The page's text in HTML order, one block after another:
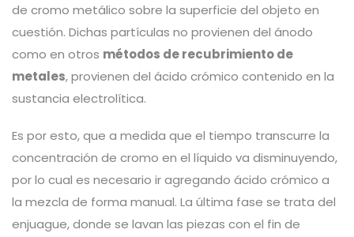
de cromo metálico sobre la superficie del objeto en
cuestión. Dichas partículas no provienen del ánodo
como en otros métodos de recubrimiento de
metales, provienen del ácido crómico contenido en la
sustancia electrolítica.
Es por esto, que a medida que el tiempo transcurre la
concentración de cromo en el líquido va disminuyendo,
por lo cual es necesario ir agregando ácido crómico a
la mezcla de forma manual. La última fase se trata del
enjuague, donde se lavan las piezas con el fin de